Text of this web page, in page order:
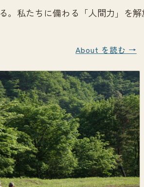
る。私たちに備わる「人間力」を解
About を読む →